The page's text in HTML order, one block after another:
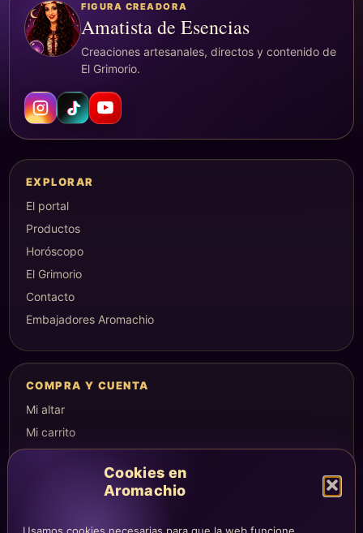
Cookies en
Aromachio
FIGURA CREADORA
Amatista de Esencias
Creaciones artesanales, directos y contenido de
El Grimorio.
EXPLORAR
El portal
Productos
Horóscopo
El Grimorio
Contacto
Embajadores Aromachio
COMPRA Y CUENTA
Mi altar
Mi carrito
Condiciones de compra
Envíos y devoluciones